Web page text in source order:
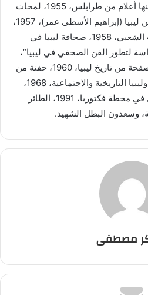
الإيطالية، الصينية، الهندية. ومنها أعلام من طرابلس، 1955، لمحات
أدبية عن ليبيا، 1965، شاعر من ليبيا (إبراهيم الأسطى عمر)، 1957،
جحا في ليبيا دراسة في الأدب الشعبي، 1958، صحافة ليبيا في
لتطور الفن الصحفي في ليبيا”،
1960، غومة فارس الصحراء صفحة من تاريخ ليبيا، 1960، حفنة من
رماد 1964، الصلات بين تركيا وليبيا التاريخية والاجتماعية، 1968،
خمسون قصة، 1983، الجنرال في محطة فكتوريا، 1991، الطائر
مصطفى